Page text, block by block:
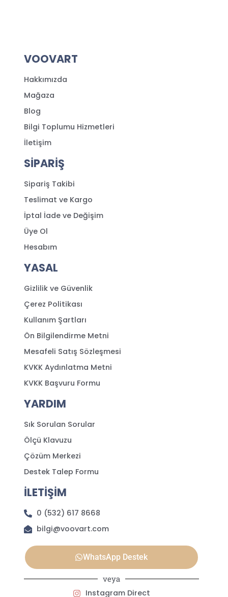
VOOVART
Hakkımızda
Mağaza
Blog
Bilgi Toplumu Hizmetleri
İletişim
SİPARİŞ
Sipariş Takibi
Teslimat ve Kargo
İptal İade ve Değişim
Üye Ol
Hesabım
YASAL
Gizlilik ve Güvenlik
Çerez Politikası
Kullanım Şartları
Ön Bilgilendirme Metni
Mesafeli Satış Sözleşmesi
KVKK Aydınlatma Metni
KVKK Başvuru Formu
YARDIM
Sık Sorulan Sorular
Ölçü Klavuzu
Çözüm Merkezi
Destek Talep Formu
İLETİŞİM
0 (532) 617 8668
bilgi@voovart.com
WhatsApp Destek
veya
Instagram Direct